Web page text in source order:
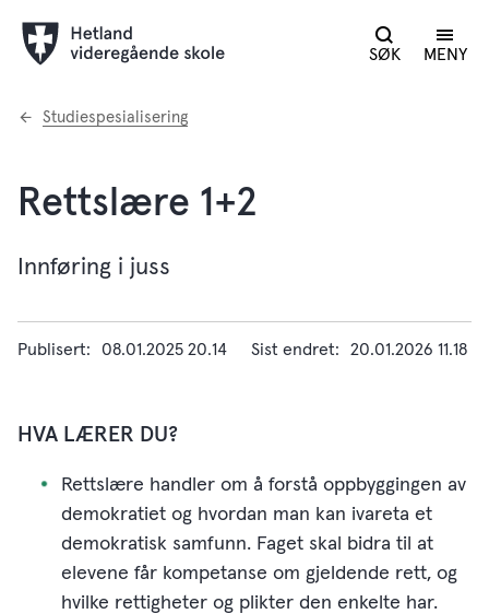
SØK MENY
Du
Studiespesialisering
Rettslære 1+2
Innføring i juss
Publisert 08.01.2025 20.14 Sist endret 20.01.2026 11.18
HVA LÆRER DU?
Rettslære handler om å forstå oppbyggingen av
demokratiet og hvordan man kan ivareta et
demokratisk samfunn. Faget skal bidra til at
elevene får kompetanse om gjeldende rett, og
hvilke rettigheter og plikter den enkelte har. ​